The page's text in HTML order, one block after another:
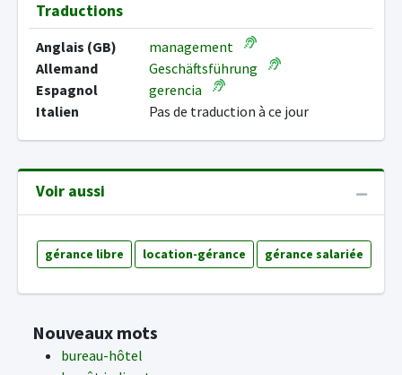
Traductions
Anglais (GB)
management
Allemand
Geschäftsführung
Espagnol
gerencia
Italien
Pas de traduction à ce jour
Voir aussi
gérance libre location-gérance gérance salariée
Nouveaux mots
bureau-hôtel